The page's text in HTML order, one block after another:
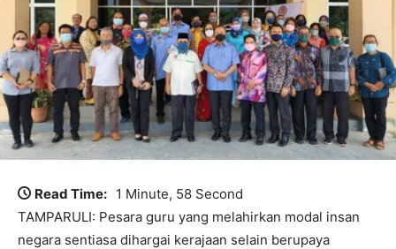
Read Time: 1 Minute, 58 Second
TAMPARULI: Pesara guru yang melahirkan modal insan
negara sentiasa dihargai kerajaan selain berupaya